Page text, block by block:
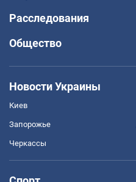
Расследования
Общество
Новости Украины
Киев
Запорожье
Черкассы